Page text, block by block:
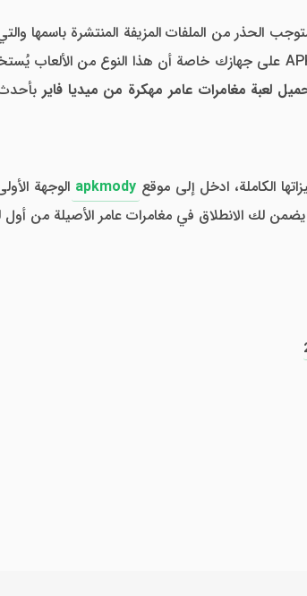
الحذر من الملفات المزيفة المنتشرة باسمها
لعبة مغامرات عامر مهكرة من ميديا فاير
الكاملة، ادخل إلى موقع apkmody الوجهة